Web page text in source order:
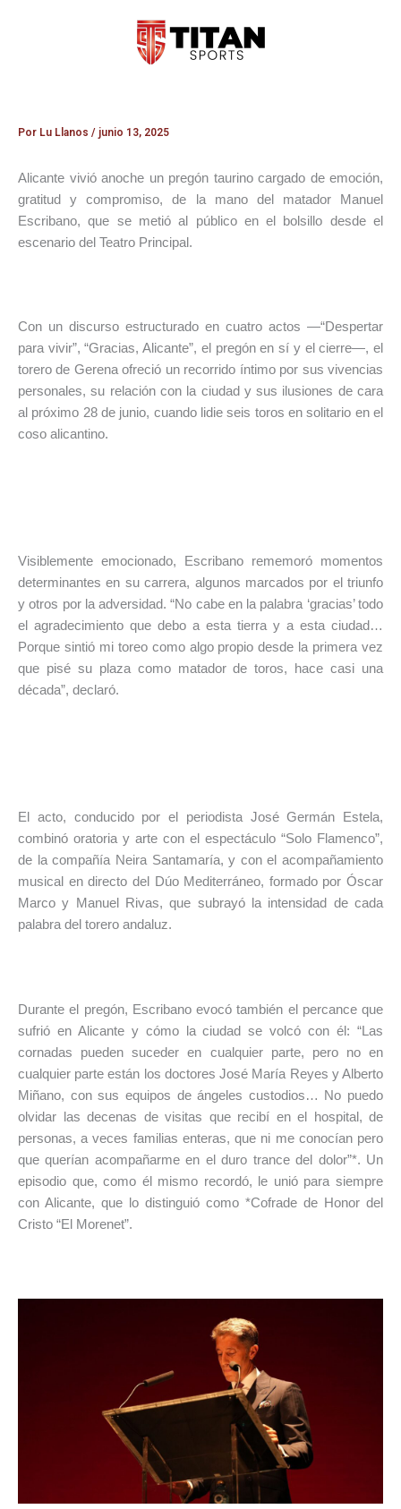
Por Lu Llanos / junio 13, 2025
Alicante vivió anoche un pregón taurino cargado de emoción,
gratitud y compromiso, de la mano del matador Manuel
Escribano, que se metió al público en el bolsillo desde el
escenario del Teatro Principal.
Con un discurso estructurado en cuatro actos —“Despertar
para vivir”, “Gracias, Alicante”, el pregón en sí y el cierre—, el
torero de Gerena ofreció un recorrido íntimo por sus vivencias
personales, su relación con la ciudad y sus ilusiones de cara
al próximo 28 de junio, cuando lidie seis toros en solitario en el
coso alicantino.
Visiblemente emocionado, Escribano rememoró momentos
determinantes en su carrera, algunos marcados por el triunfo
y otros por la adversidad. “No cabe en la palabra ‘gracias’ todo
el agradecimiento que debo a esta tierra y a esta ciudad…
Porque sintió mi toreo como algo propio desde la primera vez
que pisé su plaza como matador de toros, hace casi una
década”, declaró.
El acto, conducido por el periodista José Germán Estela,
combinó oratoria y arte con el espectáculo “Solo Flamenco”,
de la compañía Neira Santamaría, y con el acompañamiento
musical en directo del Dúo Mediterráneo, formado por Óscar
Marco y Manuel Rivas, que subrayó la intensidad de cada
palabra del torero andaluz.
Durante el pregón, Escribano evocó también el percance que
sufrió en Alicante y cómo la ciudad se volcó con él: “Las
cornadas pueden suceder en cualquier parte, pero no en
cualquier parte están los doctores José María Reyes y Alberto
Miñano, con sus equipos de ángeles custodios… No puedo
olvidar las decenas de visitas que recibí en el hospital, de
personas, a veces familias enteras, que ni me conocían pero
que querían acompañarme en el duro trance del dolor”*. Un
episodio que, como él mismo recordó, le unió para siempre
con Alicante, que lo distinguió como *Cofrade de Honor del
Cristo “El Morenet”.